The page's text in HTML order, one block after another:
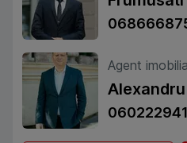
Agent
060222941